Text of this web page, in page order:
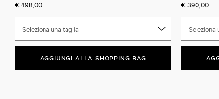
€ 498,00
Seleziona una taglia
AGGIUNGI ALLA SHOPPING BAG
€ 390,00
Seleziona